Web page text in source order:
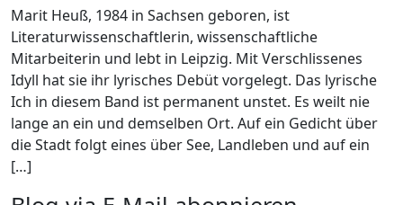
Marit Heuß, 1984 in Sachsen geboren, ist
Literaturwissenschaftlerin, wissenschaftliche
Mitarbeiterin und lebt in Leipzig. Mit Verschlissenes
Idyll hat sie ihr lyrisches Debüt vorgelegt. Das lyrische
Ich in diesem Band ist permanent unstet. Es weilt nie
lange an ein und demselben Ort. Auf ein Gedicht über
die Stadt folgt eines über See, Landleben und auf ein
[…]